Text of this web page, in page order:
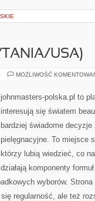
USA)
MOŻLIWOŚĆ
johnmasters-polska.pl to
interesują się światem
bardziej świadome decyzje
pielęgnacyjne. To miejsce
którzy lubią wiedzieć, co
działają komponenty
wyborów.
regularność, ale też